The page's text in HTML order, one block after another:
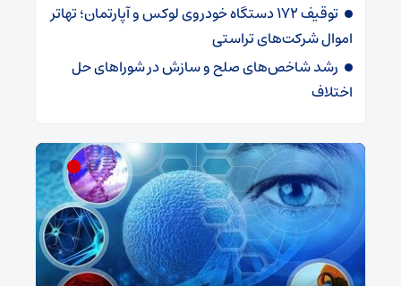
توقیف ۱۷۲ دستگاه خودروی لوکس و آپارتمان؛ تهاتر
اموال شرکت‌های تراستی
رشد شاخص‌های صلح و سازش در شوراهای حل
اختلاف